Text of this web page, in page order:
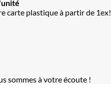
carte plastique à partir de 1ex!
sommes à votre écoute !